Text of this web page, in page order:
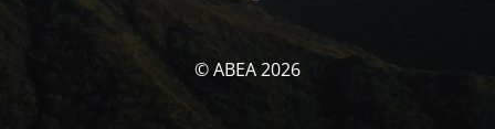
© ABEA 2026